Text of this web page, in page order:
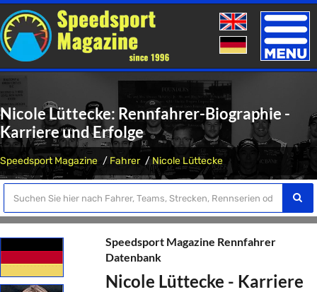
Toggle
Nicole Lüttecke: Rennfahrer-Biographie -
Karriere und Erfolge
Speedsport Magazine Fahrer Nicole Lüttecke
Speedsport Magazine Rennfahrer
Datenbank
Nicole Lüttecke - Karriere